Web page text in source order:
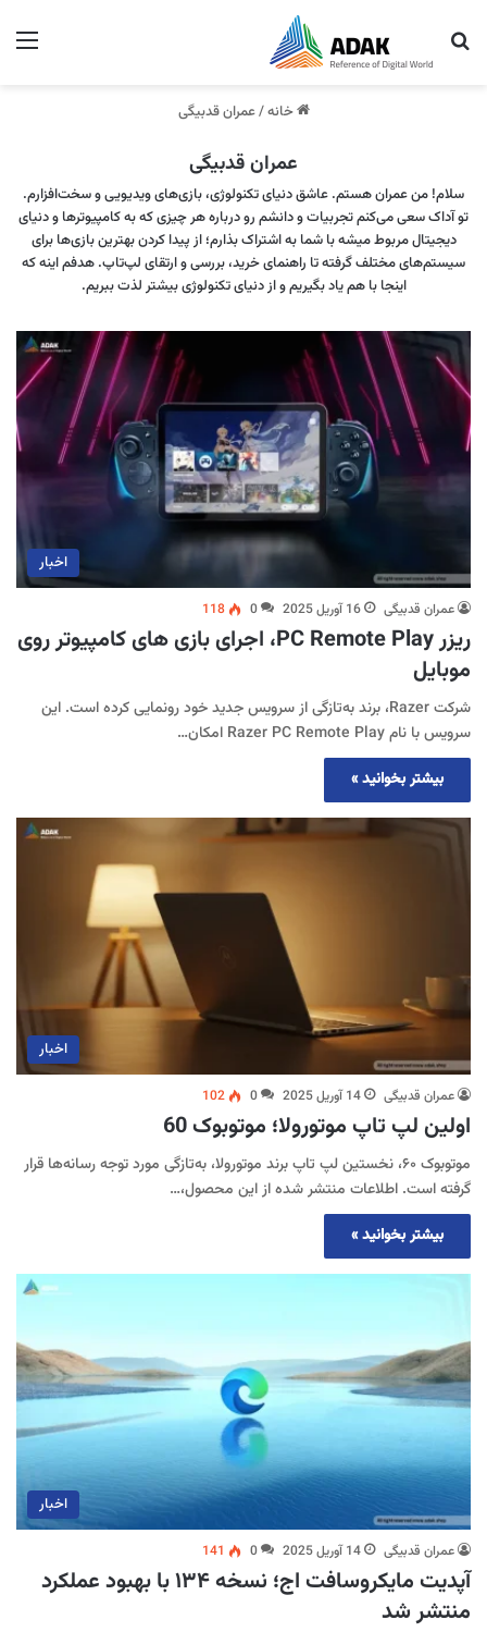
جستجو برای
خانه/عمران قدبیگی
عمران قدبیگی
سلام! من عمران هستم. عاشق دنیای تکنولوژی، بازی‌های ویدیویی و سخت‌افزارم.
تو آداک سعی می‌کنم تجربیات و دانشم رو درباره هر چیزی که به کامپیوترها و دنیای
دیجیتال مربوط میشه با شما به اشتراک بذارم؛ از پیدا کردن بهترین بازی‌ها برای
سیستم‌های مختلف گرفته تا راهنمای خرید، بررسی و ارتقای لپ‌تاپ. هدفم اینه که
اینجا با هم یاد بگیریم و از دنیای تکنولوژی بیشتر لذت ببریم.
اخبار
عمران قدبیگی 16 آوریل 2025 0
118
ریزر PC Remote Play، اجرای بازی های کامپیوتر روی
موبایل
شرکت Razer، برند به‌تازگی از سرویس جدید خود رونمایی کرده است. این
سرویس با نام Razer PC Remote Play امکان…
بیشتر بخوانید »
اخبار
عمران قدبیگی 14 آوریل 2025 0
102
اولین لپ تاپ موتورولا؛ موتوبوک 60
موتوبوک ۶۰، نخستین لپ‌ تاپ برند موتورولا، به‌تازگی مورد توجه رسانه‌ها قرار
گرفته است. اطلاعات منتشر شده از این محصول،…
بیشتر بخوانید »
اخبار
عمران قدبیگی 14 آوریل 2025 0
141
آپدیت مایکروسافت اج؛ نسخه ۱۳۴ با بهبود عملکرد
منتشر شد